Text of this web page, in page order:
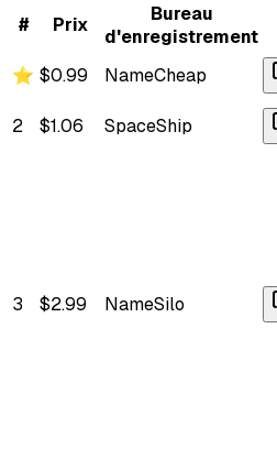
# Prix
Bureau
d'enregistrement
⭐ $0.99 NameCheap
2
$1.06 SpaceShip
3 $2.99 NameSilo